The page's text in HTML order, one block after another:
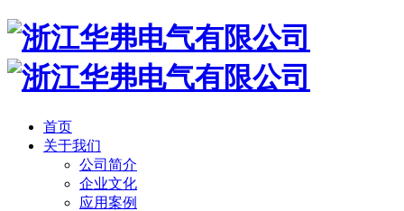
首页
关于我们
公司简介
企业文化
应用案例